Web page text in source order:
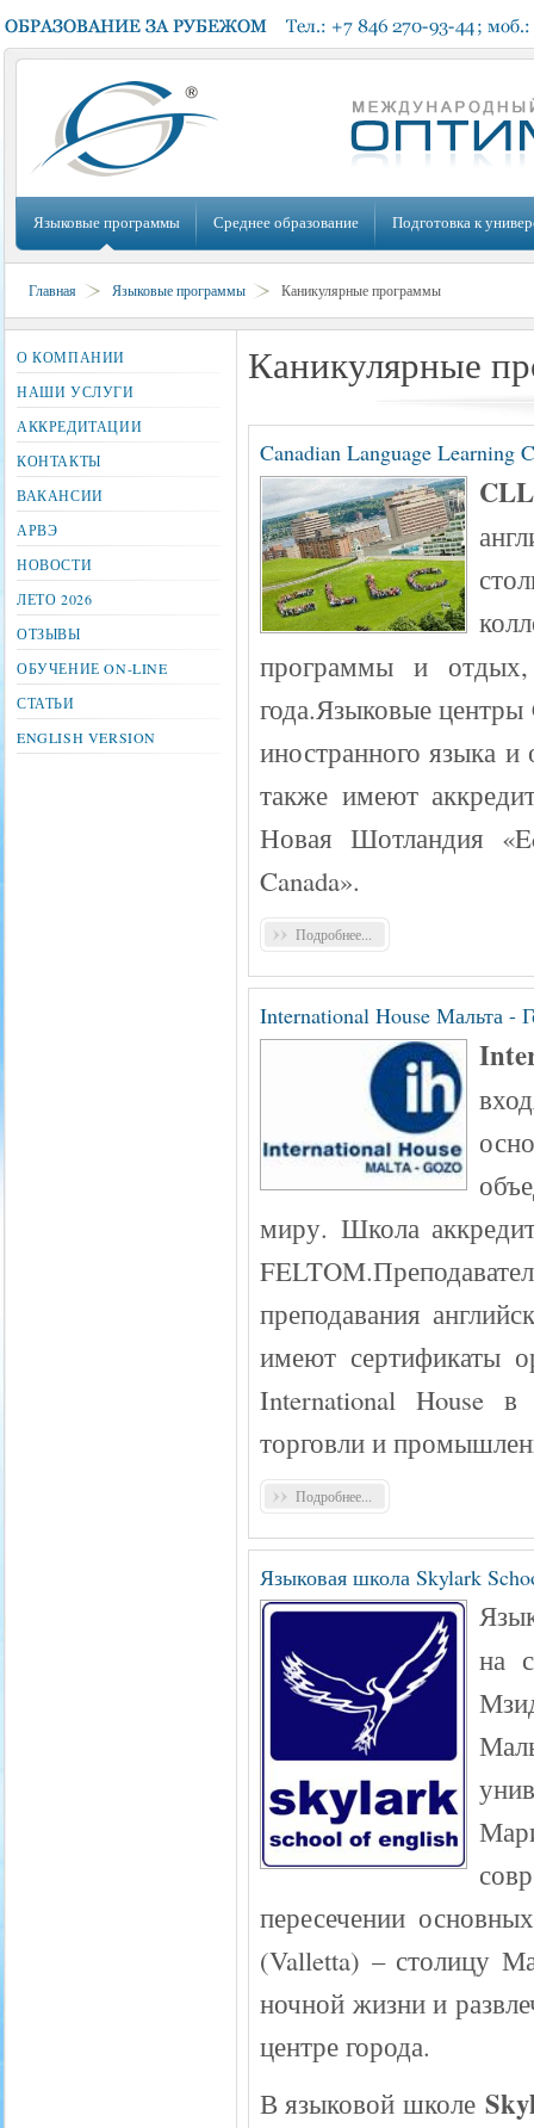
Языковые программы Среднее образование Подготовка к
Главная Языковые программы Каникулярные программы
Каникулярные
Canadian Language Learning
программы и отдых,
года.Языковые
иностранного языка
также имеют
Новая Шотландия
Canada».
Подробнее...
International House Мальта -
миру. Школа
преподавания
имеют сертификаты
International House
торговли и
Подробнее...
Языковая школа Skylark
на
пересечении
(Valletta) – столицу
ночной жизни и
центре города.
В языковой школе
О КОМПАНИИ
НАШИ УСЛУГИ
АККРЕДИТАЦИИ
КОНТАКТЫ
ВАКАНСИИ
АРВЭ
НОВОСТИ
ЛЕТО 2026
ОТЗЫВЫ
ОБУЧЕНИЕ ON-LINE
СТАТЬИ
ENGLISH VERSION